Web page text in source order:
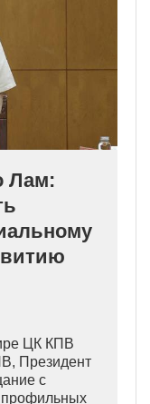
Лам:
ЦК КПВ
Президент
с
профильных